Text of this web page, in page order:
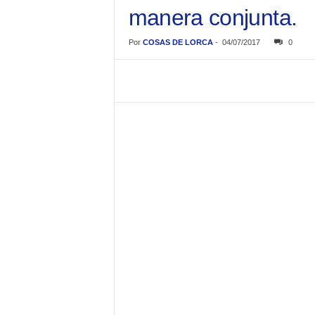
manera conjunta.
Por COSAS DE LORCA- 04/07/2017 0